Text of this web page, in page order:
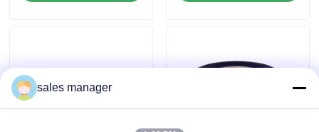
Máquina de empacotamento automática
sales manager